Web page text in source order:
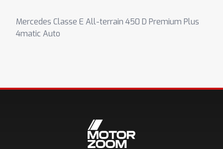
Mercedes Classe E All-terrain 450 D Premium Plus
4matic Auto